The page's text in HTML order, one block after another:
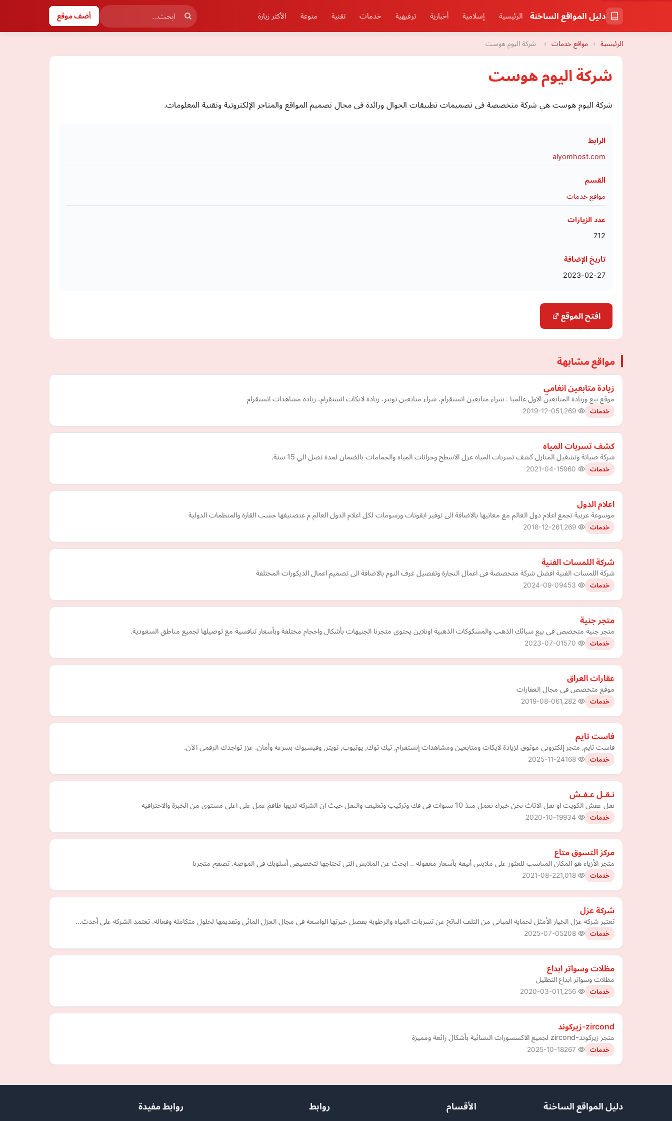
دليل المواقع الساخنة الرئيسية إسلامية أخبارية ترفيهية خدمات تقنية منوعة الأكثر زيارة أضف موقع
الرئيسية › مواقع خدمات › شركة اليوم هوست
شركة اليوم هوست
شركة اليوم هوست هي شركة متخصصة فى تصميمات تطبيقات الجوال ورائدة فى مجال تصميم المواقع والمتاجر الإلكترونية وتقنية المعلومات.
الرابط
alyomhost.com
القسم
مواقع خدمات
عدد الزيارات
712
تاريخ الإضافة
2023-02-27
افتح الموقع
مواقع مشابهة
زيادة متابعين انغامي
موقع بيع وزيادة المتابعين الاول عالميا : شراء متابعين انستقرام، شراء متابعين تويتر، زيادة لايكات انستقرام، زيادة مشاهدات انستقرام
خدمات 2019-12-05
كشف تسربات المياه
شركة صيانة وتشغيل المنازل كشف تسربات المياه عزل الاسطح وخزانات المياه والحمامات بالضمان لمدة تصل الي 15 سنة.
خدمات 2021-04-15
اعلام الدول
موسوعة عربية تجمع اعلام دول العالم مع معانيها بالاضافة الى توفير ايقونات ورسومات لكل اعلام الدول العالم م عتصنيفها حسب القارة والمنظمات الدولية
خدمات 2018-12-26
شركة اللمسات الفنية
شركة اللمسات الفنية افضل شركة متخصصة فى اعمال النجارة وتفصيل غرف النوم بالاضافة الى تصميم اعمال الديكورات المختلفة
خدمات 2024-09-09
متجر جنية
متجر جنية متخصص في بيع سبائك الذهب والمسكوكات الذهبية اونلاين يحتوي متجرنا الجنيهات بأشكال واحجام مختلفة وبأسعار تنافسية مع توصيلها لجميع مناطق السعودية.
خدمات 2023-07-01
عقارات العراق
موقع متخصص في مجال العقارات
خدمات 2019-08-06
فاست تايم
فاست تايم, متجر إلكتروني موثوق لزيادة لايكات ومتابعين ومشاهدات إنستقرام, تيك توك, يوتيوب, تويتر, وفيسبوك بسرعة وأمان. عزز تواجدك الرقمي الآن.
خدمات 2025-11-24
نـقـل عـفـش
نقل عفش الكويت او نقل الاثاث نحن خبراء نعمل منذ 10 سنوات في فك وتركيب وتغليف والنقل حيث ان الشركة لديها طاقم عمل علي اعلي مستوي من الخبرة والاحترافية
خدمات 2020-10-19
مركز التسوق متاع
متجر الأزياء هو المكان المناسب للعثور على ملابس أنيقة بأسعار معقولة .. ابحث عن الملابس التي تحتاجها لتخصيص أسلوبك في الموضة. تصفح متجرنا
خدمات 2021-08-22
شركة عزل
تعتبر شركة عزل الخيار الأمثل لحماية المباني من التلف الناتج عن تسربات المياه والرطوبة بفضل خبرتها الواسعة في مجال العزل المائي وتقديمها لحلول متكاملة وفعالة. تعتمد الشركة على أحدث…
خدمات 2025-07-05
مظلات وسواتر ابداع
مظلات وسواتر ابداع التظليل
خدمات 2020-03-01
zircond-زيركوند
متجر زيركوند-zircond لجميع الاكسسورات النسائية بأشكال رائعة ومميزة
خدمات 2025-10-18
دليل المواقع الساخنة الأقسام روابط روابط مفيدة